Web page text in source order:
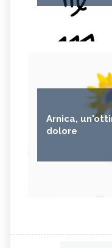
Arnica,
dolore